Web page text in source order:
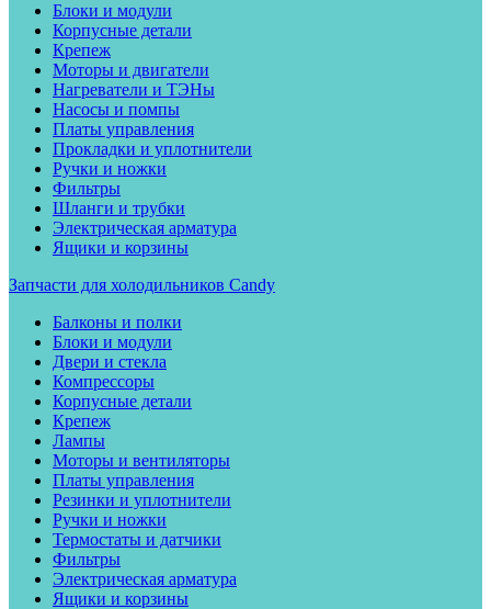
Блоки и модули
Корпусные детали
Крепеж
Моторы и двигатели
Нагреватели и ТЭНы
Насосы и помпы
Платы управления
Прокладки и уплотнители
Ручки и ножки
Фильтры
Шланги и трубки
Электрическая арматура
Ящики и корзины
Запчасти для холодильников Candy
Балконы и полки
Блоки и модули
Двери и стекла
Компрессоры
Корпусные детали
Крепеж
Лампы
Моторы и вентиляторы
Платы управления
Резинки и уплотнители
Ручки и ножки
Термостаты и датчики
Фильтры
Электрическая арматура
Ящики и корзины